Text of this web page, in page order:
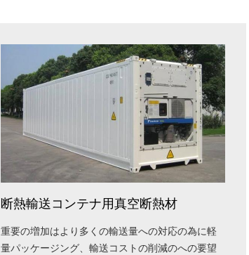
断熱輸送コンテナ用真空断熱材
重要の増加はより多くの輸送量への対応の為に軽
量パッケージング、輸送コストの削減のへの要望